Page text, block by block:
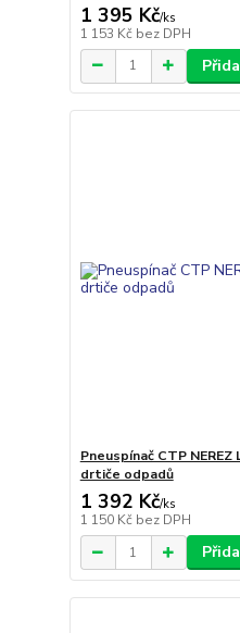
1 395 Kč/ks
1 153 Kč bez DPH
Pneuspínač CTP NEREZ
drtiče odpadů
1 392 Kč/ks
1 150 Kč bez DPH